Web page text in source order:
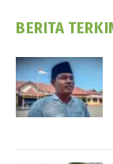
BERITA